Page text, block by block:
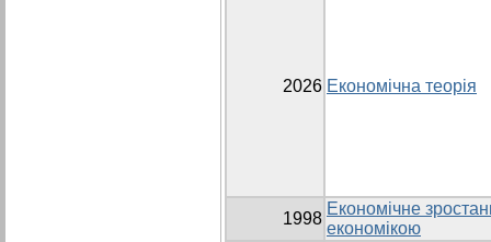
2026 Економічна теорія
1998
Економічне
економікою